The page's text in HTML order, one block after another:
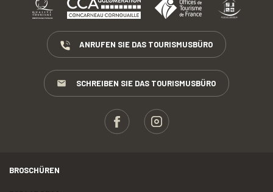
ANRUFEN SIE DAS TOURISMUSBÜRO
SCHREIBEN SIE DAS TOURISMUSBÜRO
BROSCHÜREN